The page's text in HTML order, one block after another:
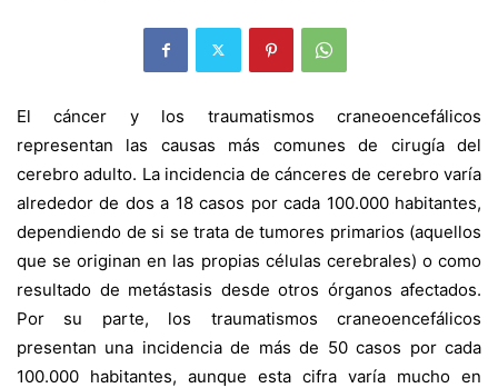
El cáncer y los traumatismos craneoencefálicos
representan las causas más comunes de cirugía del
cerebro adulto. La incidencia de cánceres de cerebro varía
alrededor de dos a 18 casos por cada 100.000 habitantes,
dependiendo de si se trata de tumores primarios (aquellos
que se originan en las propias células cerebrales) o como
resultado de metástasis desde otros órganos afectados.
Por su parte, los traumatismos craneoencefálicos
presentan una incidencia de más de 50 casos por cada
100.000 habitantes, aunque esta cifra varía mucho en